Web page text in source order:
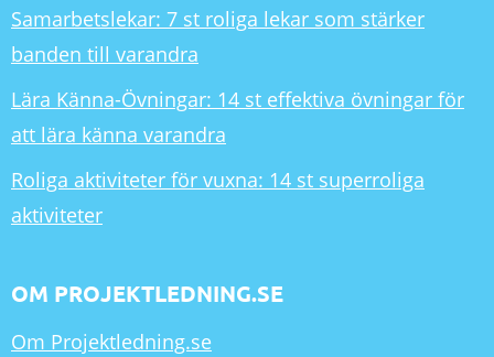
Samarbetslekar: 7 st roliga lekar som stärker
banden till varandra
Lära Känna-Övningar: 14 st effektiva övningar för
att lära känna varandra
Roliga aktiviteter för vuxna: 14 st superroliga
aktiviteter
OM PROJEKTLEDNING.SE
Om Projektledning.se